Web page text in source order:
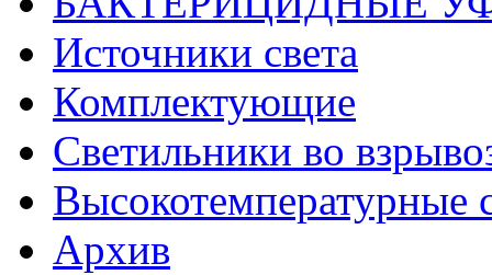
Источники света
Комплектующие
Светильники во
Высокотемпературные
Архив